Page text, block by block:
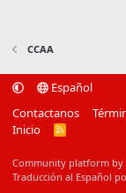
CCAA
Español
Contactanos
Inicio
R
Community platform by
Traducción al Español